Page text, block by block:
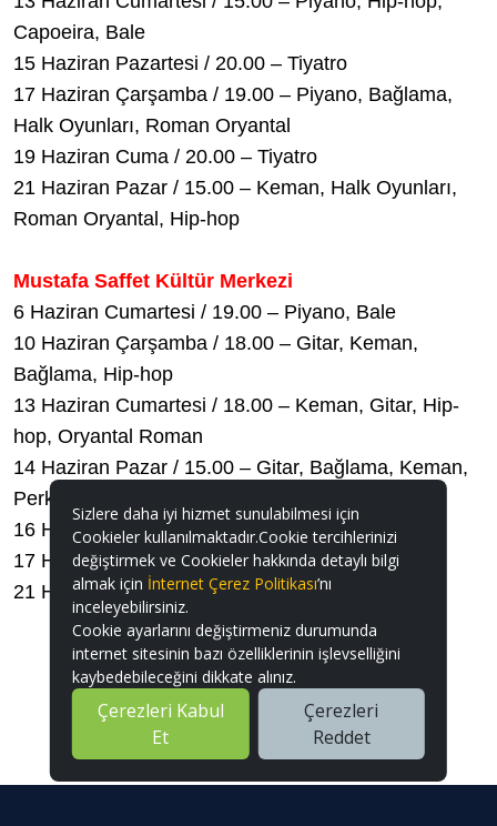
Capoeira, Bale
15 Haziran Pazartesi / 20.00 – Tiyatro
17 Haziran Çarşamba / 19.00 – Piyano, Bağlama,
Halk Oyunları, Roman Oryantal
19 Haziran Cuma / 20.00 – Tiyatro
21 Haziran Pazar / 15.00 – Keman, Halk Oyunları,
Roman Oryantal, Hip-hop
Mustafa Saffet Kültür Merkezi
6 Haziran Cumartesi / 19.00 – Piyano, Bale
10 Haziran Çarşamba / 18.00 – Gitar, Keman,
Bağlama, Hip-hop
13 Haziran Cumartesi / 18.00 – Keman, Gitar, Hip-
hop, Oryantal Roman
14 Haziran Pazar / 15.00 – Gitar, Bağlama, Keman,
Perküsyon
16 Haziran Salı / 18.00 – Drama
17 Haziran Çarşamba / 20.00 – Tiyatro
21 Haziran Pazar / 20.00 – Tiyatro
Sizlere daha iyi hizmet sunulabilmesi için
Cookieler kullanılmaktadır.Cookie tercihlerinizi
değiştirmek ve Cookieler hakkında detaylı bilgi
almak için İnternet Çerez Politikası’nı
inceleyebilirsiniz.
Cookie ayarlarını değiştirmeniz durumunda
internet sitesinin bazı özelliklerinin işlevselliğini
kaybedebileceğini dikkate alınız.
Çerezleri Kabul
Et
Çerezleri
Reddet